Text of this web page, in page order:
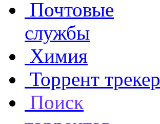
Почтовые
службы
Химия
Торрент трекер
Поиск